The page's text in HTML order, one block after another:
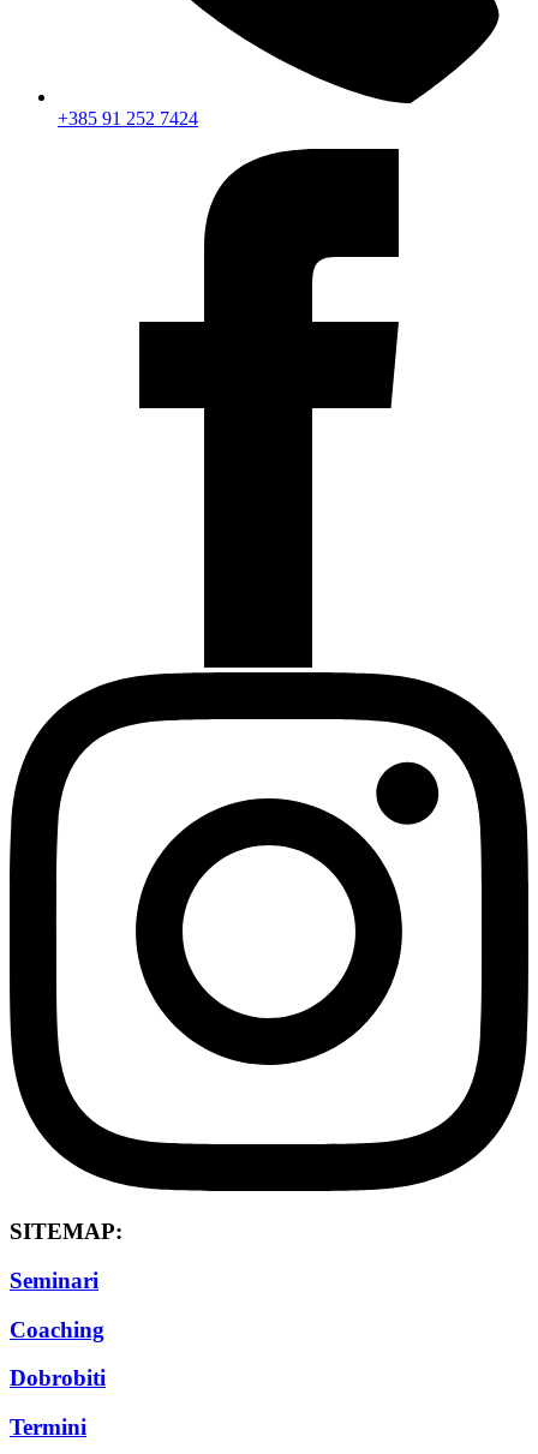
+385 91 252 7424
SITEMAP:
Seminari
Coaching
Dobrobiti
Termini